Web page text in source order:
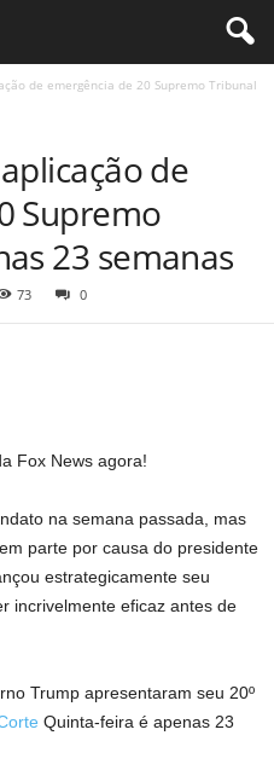
de emergência de 20 Supremo Tribunal
de
Supremo
23 semanas
73 0
Fox News agora!
na semana passada, mas
parte por causa do presidente
estrategicamente seu
incrivelmente eficaz antes de
Trump apresentaram seu 20º
Quinta-feira é apenas 23